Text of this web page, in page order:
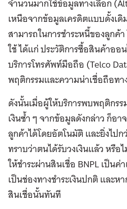
จำนวนมากใช้ข้อมูลทางเลือก
เหนือจากข้อมูลเครดิตแบบดั้งเดิ
สามารถในการชำระหนี้ของลูก
ใช้ ได้แก่ ประวัติการซื้อสินค้าออ
บริการโทรศัพท์มือถือ (Telco
พฤติกรรมและความน่าเชื่อถือทา
ดังนั้นเมื่อผู้ให้บริการพบพฤติกรร
เงินซ้ำ ๆ จากข้อมูลดังกล่าว ก็อ
ลูกค้าได้โดยอัตโนมัติ และยิ่งไป
ทราบว่าตนได้รับวงเงินแล้ว หรือ
ให้ชำระผ่านสินเชื่อ BNPL เป็นค่
เป็นช่องทางชำระเงินปกติ และห
สินเชื่อนั้นทันที